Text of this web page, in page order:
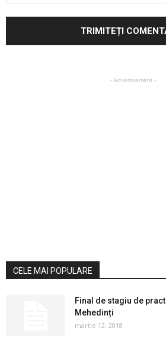
- Advertisement -
CELE MAI POPULARE
Final de stagiu de
Mehedinți
martie 12, 2018